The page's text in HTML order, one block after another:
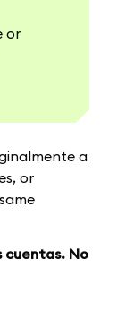
or
a
or
cuentas. No